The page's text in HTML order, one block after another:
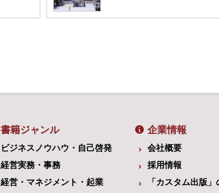
書籍ジャンル
ビジネスノウハウ・自己啓発
経営実務・事務
経営・マネジメント・起業
企業情報
会社概要
採用情報
「カスタム出版